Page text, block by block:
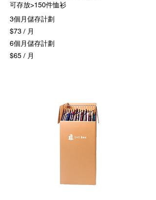
可存放>150件恤衫
3個月儲存計劃
$73 / 月
6個月儲存計劃
$65 / 月